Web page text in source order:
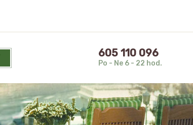
605 110 096
Po - Ne 6 - 22 hod.